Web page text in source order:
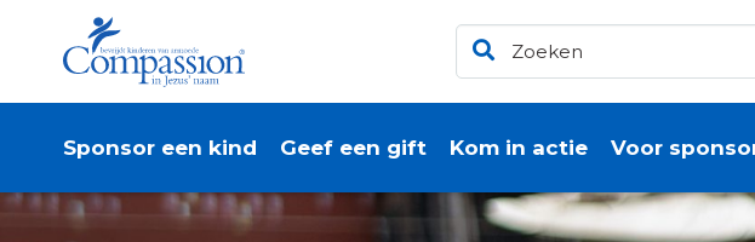
Sponsor een kind Geef een gift Kom in actie Voor